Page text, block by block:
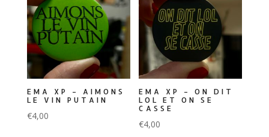
EMA XP – AIMONS
LE VIN PUTAIN
€4,00
EMA XP – ON DIT
LOL ET ON SE
CASSE
€4,00